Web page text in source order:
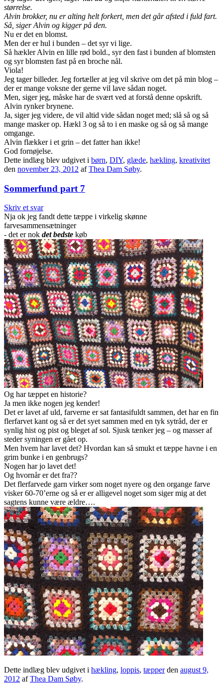
størrelse.
Alvin brokker, nu er alting helt forkert, men det går afsted i fuld fart.
Så, siger Alvin og kigger på den.
Nu er det en blomst.
Men der er hul i bunden – det syr vi lige.
Så hækler Alvin en lille rød bold., syr den fast i bunden af blomsten
og syr blomsten fast på en broche nål.
Viola!
Jeg tager billeder. Jeg fortæller at jeg vil skrive om det på min blog –
der er mange voksne der gerne vil lave sådan noget.
Men, siger jeg, måske har de svært ved at forstå denne opskrift.
Alvin rynker brynene.
Ja, siger jeg videre, de vil altid vide sådan noget med; slå så og så
mange masker op. Hækl 3 og så to i en maske og så og så mange
omgange.
Alvin flækker i et grin – det fatter han ikke!
God fornøjelse.
Dette indlæg blev udgivet i børn, DIY, glæde, hækling, kreativitet
den november 23, 2012 afThea Dam Søby.
Sommerfund part 7
Skriv et svar
Nja ok jeg fandt dette tæppe i virkelig skønne
farvesammensætninger
- det er nok det bedste køb
Og har tæppet en historie?
Ja men ikke nogen jeg kender!
Det er lavet af uld, farverne er sat fantasifuldt sammen, det har en fin
flerfarvet kant og så er det syet sammen med en tyk sytråd, der er
synlig hist og pist og bleget af sol. Sjusk tænker jeg – og masser af
steder syningen er gået op.
Men hvem har lavet det? Hvordan kan så smukt et tæppe havne i en
grim bunke i en genbrugs?
Nogen har jo lavet det!
Og hvornår er det fra??
Det flerfarvede garn virker som noget nyere og den organge farve
visker 60-70’erne og så er er alligevel noget som siger mig at det
sagtens kunne være ældre….
Dette indlæg blev udgivet i hækling, loppis, tæpperden august 9,
2012 afThea Dam Søby.